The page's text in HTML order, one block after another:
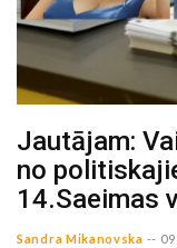
Jautājam:
no
14.Saeimas
Sandra Mikanovska --